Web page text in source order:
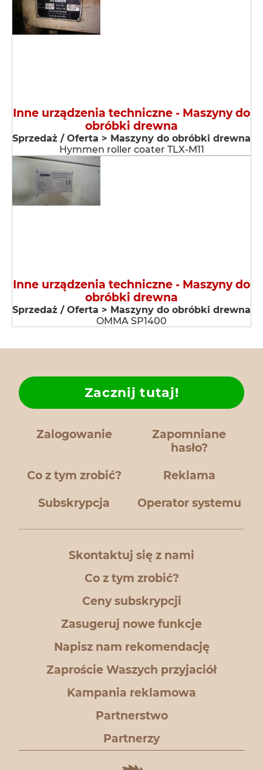
Inne urządzenia techniczne - Maszyny do
obróbki drewna
Sprzedaż / Oferta > Maszyny do obróbki drewna
Hymmen roller coater TLX-M11
Inne urządzenia techniczne - Maszyny do
obróbki drewna
Sprzedaż / Oferta > Maszyny do obróbki drewna
OMMA SP1400
Zalogowanie
Zapomniane
hasło?
Co z tym zrobić?
Zacznij tutaj!
Reklama
Subskrypcja Operator systemu
Skontaktuj się z nami
Co z tym zrobić?
Ceny subskrypcji
Zasugeruj nowe funkcje
Napisz nam rekomendację
Zaproście Waszych przyjaciół
Kampania reklamowa
Partnerstwo
Partnerzy